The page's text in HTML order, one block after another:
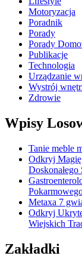
Motoryzacja
Poradnik
Porady
Porady
Publikacje
Technologia
Urządzanie
Wystrój
Zdrowie
Wpisy
Tanie meble
Odkryj
Doskonałego
Metaxa 7
Odkryj
Wiejskich
Zakładki